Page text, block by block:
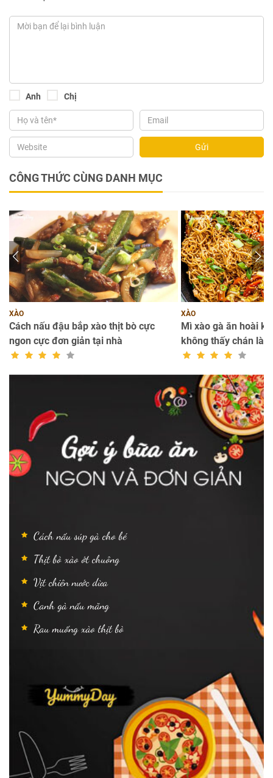
Anh Chị
Gửi
CÔNG THỨC CÙNG DANH MỤC
XÀO
Cách nấu đậu bắp xào thịt bò cực
ngon cực đơn giản tại nhà
XÀO
Mì xào gà ăn hoài
không thấy chán là
Cách nấu súp gà cho bé
Thịt bò xào ớt chuông
Vịt chiên nước dừa
Canh gà nấu măng
Rau muống xào thịt bò